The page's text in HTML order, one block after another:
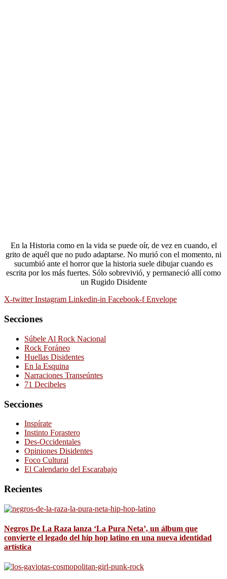
En la Historia como en la vida se puede oír, de vez en cuando, el
grito de aquél que no pudo adaptarse. No murió con el momento, ni
sucumbió ante el horror que la historia suele dibujar cuando es
escrita por los más fuertes. Sólo sobrevivió, y permaneció allí como
un Rugido Disidente
X-twitter Instagram Linkedin-in Facebook-f Envelope
Secciones
Súbele Al Rock Nacional
Rock Foráneo
Huellas Disidentes
En la Esquina
Narraciones Transeúntes
71 Decibeles
Secciones
Inspírate
Instinto Forastero
Des-Occidentales
Opiniones Disidentes
Foco Cultural
El Calendario del Escarabajo
Recientes
Negros De La Raza lanza ‘La Pura Neta’, un álbum que
convierte el legado del hip hop latino en una nueva identidad
artística